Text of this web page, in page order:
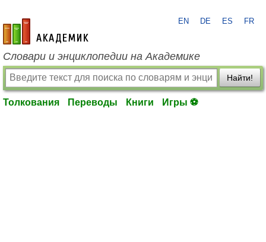
academic.ru
EN DE ES FR
Словари и энциклопедии на Академике
Найти!
Толкования Переводы Книги Игры ⚽